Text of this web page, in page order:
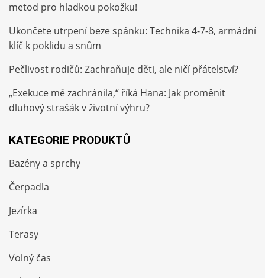
metod pro hladkou pokožku!
Ukončete utrpení beze spánku: Technika 4-7-8, armádní
klíč k poklidu a snům
Pečlivost rodičů: Zachraňuje děti, ale ničí přátelství?
„Exekuce mě zachránila,“ říká Hana: Jak proměnit
dluhový strašák v životní výhru?
KATEGORIE PRODUKTŮ
Bazény a sprchy
Čerpadla
Jezírka
Terasy
Volný čas